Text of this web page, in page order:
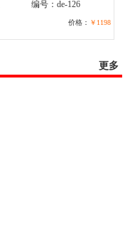
编号：de-126
价格： ￥1198
更多